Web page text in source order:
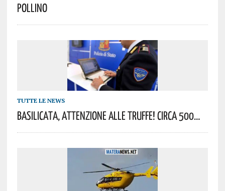
Pollino
TUTTE LE NEWS
Basilicata, Attenzione Alle Truffe! Circa 500…